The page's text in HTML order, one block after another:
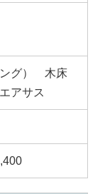
ング） 木床
アサス